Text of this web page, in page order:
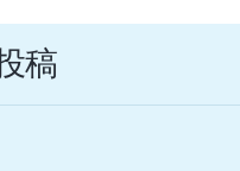
稿